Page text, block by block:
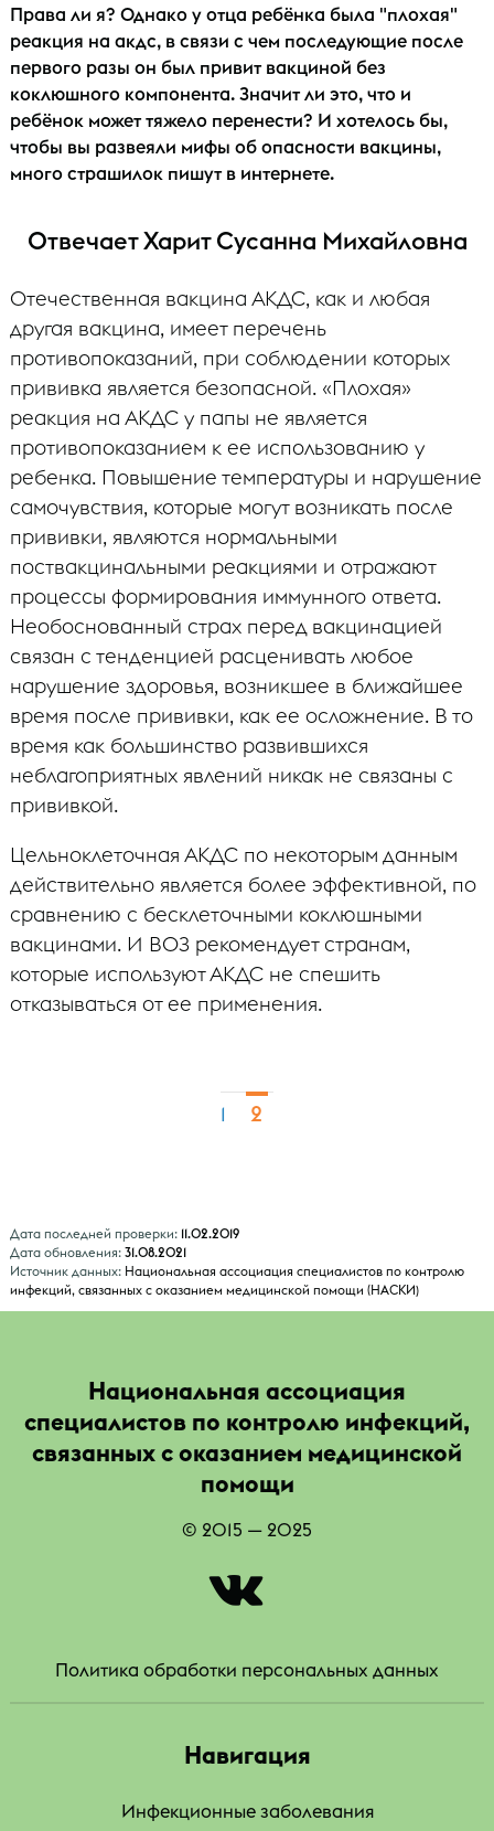
Права ли я? Однако у отца ребёнка была "плохая"
реакция на акдс, в связи с чем последующие после
первого разы он был привит вакциной без
коклюшного компонента. Значит ли это, что и
ребёнок может тяжело перенести? И хотелось бы,
чтобы вы развеяли мифы об опасности вакцины,
много страшилок пишут в интернете.
Отвечает Харит Сусанна Михайловна
Отечественная вакцина АКДС, как и любая
другая вакцина, имеет перечень
противопоказаний, при соблюдении которых
прививка является безопасной. «Плохая»
реакция на АКДС у папы не является
противопоказанием к ее использованию у
ребенка. Повышение температуры и нарушение
самочувствия, которые могут возникать после
прививки, являются нормальными
поствакцинальными реакциями и отражают
процессы формирования иммунного ответа.
Необоснованный страх перед вакцинацией
связан с тенденцией расценивать любое
нарушение здоровья, возникшее в ближайшее
время после прививки, как ее осложнение. В то
время как большинство развившихся
неблагоприятных явлений никак не связаны с
прививкой.
Цельноклеточная АКДС по некоторым данным
действительно является более эффективной, по
сравнению с бесклеточными коклюшными
вакцинами. И ВОЗ рекомендует странам,
которые используют АКДС не спешить
отказываться от ее применения.
1 2
Дата последней проверки: 11.02.2019
Дата обновления: 31.08.2021
Источник данных: Национальная ассоциация специалистов по контролю
инфекций, связанных с оказанием медицинской помощи (НАСКИ)
Национальная ассоциация
специалистов по контролю инфекций,
связанных с оказанием медицинской
помощи
© 2015 — 2025
|
Политика обработки персональных данных
Навигация
Инфекционные заболевания